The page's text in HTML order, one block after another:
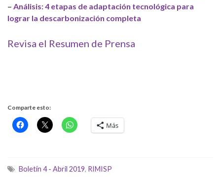
– Análisis: 4 etapas de adaptación tecnológica para
lograr la descarbonización completa
Revisa el Resumen de Prensa
Comparte esto:
Más
Boletín 4 - Abril 2019, RIMISP